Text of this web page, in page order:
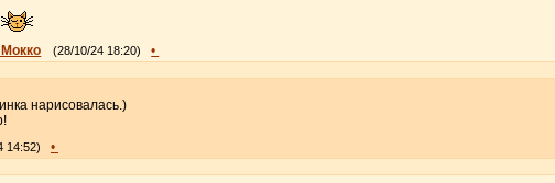
(28/10/24 18:20) •
нарисовалась.)
14:52) •